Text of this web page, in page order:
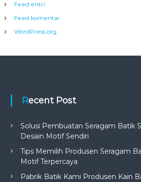
Feed entri
Feed komentar
WordPress.org
Recent Post
Solusi Pembuatan Seragam Batik
Desain Motif Sendiri
Tips Memilih Produsen Seragam
Motif Terpercaya
Pabrik Batik Kami Produsen Kain